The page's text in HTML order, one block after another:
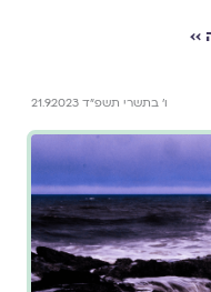
ו׳ בתשרי תשפ״ד 21.9.2023